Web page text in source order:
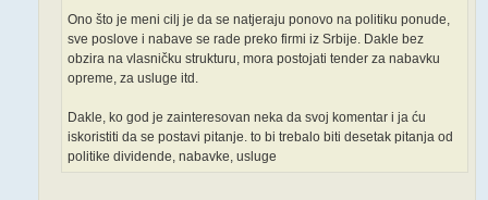
Ono što je meni cilj je da se natjeraju ponovo na politiku ponude,
sve poslove i nabave se rade preko firmi iz Srbije. Dakle bez
obzira na vlasničku strukturu, mora postojati tender za nabavku
opreme, za usluge itd.
Dakle, ko god je zainteresovan neka da svoj komentar i ja ću
iskoristiti da se postavi pitanje. to bi trebalo biti desetak pitanja od
politike dividende, nabavke, usluge